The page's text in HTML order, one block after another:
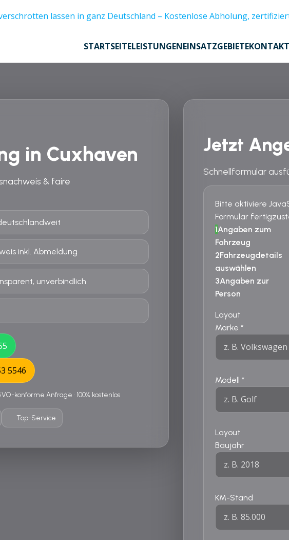
STARTSEITELEISTUNGENEINSATZGEBIETEKONTAKT
in Cuxhaven
& faire
inkl. Abmeldung
unverbindlich
5546
konforme Anfrage • 100% kostenlos
Top-Service
Jetzt
Schnellformular
Bitte aktiviere
Formular
1Angaben zum
Fahrzeug
2Fahrzeugdetails
auswählen
3Angaben zur
Person
Layout
Marke*
Modell*
Layout
Baujahr
KM-Stand